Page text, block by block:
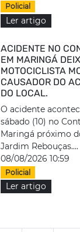
Policial
Ler artigo
ACIDENTE NO
EM MARINGÁ
MOTOCICLISTA
CAUSADOR DO
DO LOCAL.
O acidente
sábado (10) no
Maringá próximo
Jardim Rebouças....
08/08/2026 10:59
Policial
Ler artigo